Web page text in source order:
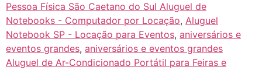
Pessoa Física São Caetano do Sul Aluguel de
Notebooks - Computador por Locação, Aluguel
Notebook SP - Locação para Eventos, aniversários e
eventos grandes, aniversários e eventos grandes
Aluguel de Ar-Condicionado Portátil para Feiras e